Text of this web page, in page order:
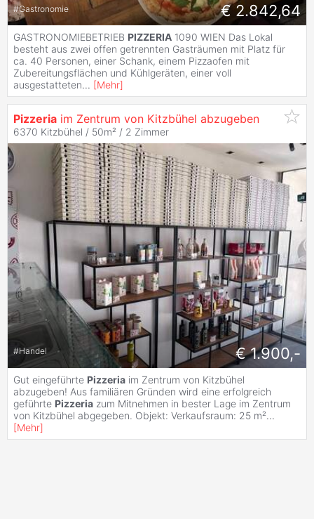
#Gastronomie € 2.842,64
GASTRONOMIEBETRIEB PIZZERIA 1090 WIEN Das Lokal
besteht aus zwei offen getrennten Gasträumen mit Platz für
ca. 40 Personen, einer Schank, einem Pizzaofen mit
Zubereitungsflächen und Kühlgeräten, einer voll
ausgestatteten... [Mehr]
Pizzeria im Zentrum von Kitzbühel abzugeben
6370 Kitzbühel / 50m² / 2 Zimmer
#Handel € 1.900,-
Gut eingeführte Pizzeria im Zentrum von Kitzbühel
abzugeben! Aus familiären Gründen wird eine erfolgreich
geführte Pizzeria zum Mitnehmen in bester Lage im Zentrum
von Kitzbühel abgegeben. Objekt: Verkaufsraum: 25 m²...
[Mehr]